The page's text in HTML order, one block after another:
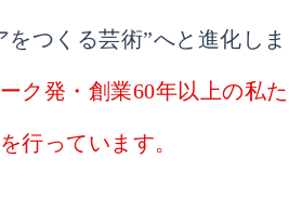
つくる芸術”へと進化しま
ク発・創業60年以上の私
行っています。